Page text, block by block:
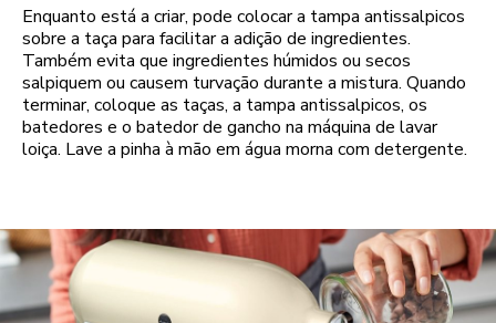
Enquanto está a criar, pode colocar a tampa antissalpicos
sobre a taça para facilitar a adição de ingredientes.
Também evita que ingredientes húmidos ou secos
salpiquem ou causem turvação durante a mistura. Quando
terminar, coloque as taças, a tampa antissalpicos, os
batedores e o batedor de gancho na máquina de lavar
loiça. Lave a pinha à mão em água morna com detergente.